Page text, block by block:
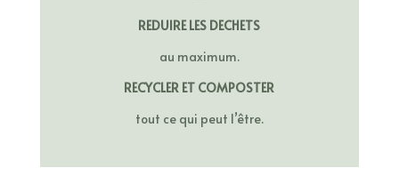
REDUIRE LES DECHETS
au maximum.
RECYCLER ET COMPOSTER
tout ce qui peut l’être.